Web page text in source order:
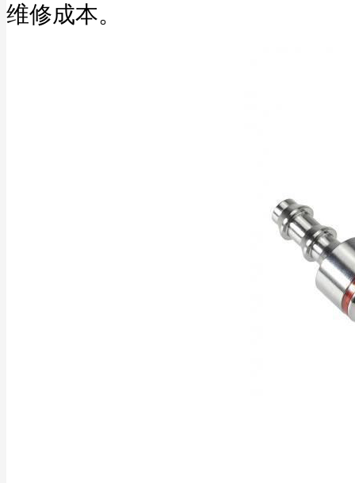
维修成本。